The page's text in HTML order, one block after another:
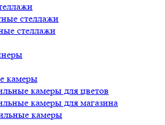
стеллажи
стеллажи
камеры
камеры для цветов
камеры для магазина
камеры